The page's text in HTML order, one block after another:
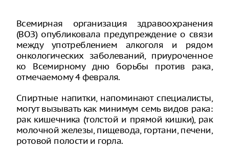
Всемирная организация здравоохранения
(ВОЗ) опубликовала предупреждение о связи
между употреблением алкоголя и рядом
онкологических заболеваний, приуроченное
ко Всемирному дню борьбы против рака,
отмечаемому 4 февраля.
Спиртные напитки, напоминают специалисты,
могут вызывать как минимум семь видов рака:
рак кишечника (толстой и прямой кишки), рак
молочной железы, пищевода, гортани, печени,
ротовой полости и горла.